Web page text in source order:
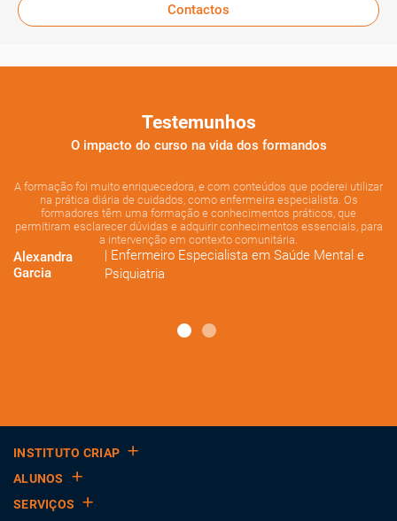
Contactos
Testemunhos
O impacto do curso na vida dos formandos
A formação foi muito enriquecedora, e com conteúdos que poderei utilizar
na prática diária de cuidados, como enfermeira especialista. Os
formadores têm uma formação e conhecimentos práticos, que
permitiram esclarecer dúvidas e adquirir conhecimentos essenciais, para
a intervenção em contexto comunitária.
Alexandra
Garcia
| Enfermeiro Especialista em Saúde Mental e
Psiquiatria
INSTITUTO CRIAP
ALUNOS
SERVIÇOS